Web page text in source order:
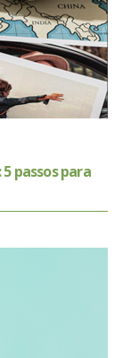
passos para